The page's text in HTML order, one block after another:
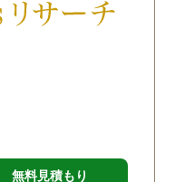
無料見積もり